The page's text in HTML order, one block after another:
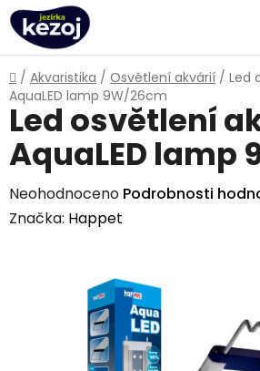
Přejít
na
obsah
Domů
/ Akvaristika / Osvětlení akvárií / Led
AquaLED lamp 9W/26cm
Led osvětlení
AquaLED lamp
Průměrné
hodnocení
Neohodnoceno Podrobnosti
Značka: Happet